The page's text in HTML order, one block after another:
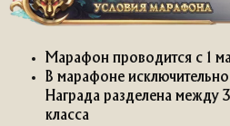
Марафон проводится с 1
В марафоне исключительно
Награда разделена между
класса